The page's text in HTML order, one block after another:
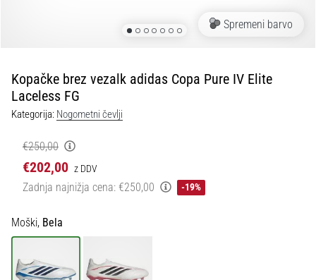
in
dotik
|
1. 7. 2025
1 min. branja
Play
for
Victories
Spremeni barvo
Kopačke brez vezalk adidas Copa Pure IV Elite
Laceless FG
Kategorija: Nogometni čevlji
€250,00
€202,00 z DDV
Zadnja najnižja cena: €250,00 -19%
Moški, Bela